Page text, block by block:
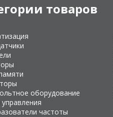
товаров
оборудование
частоты